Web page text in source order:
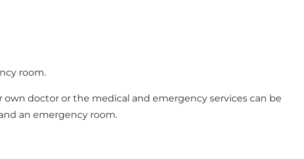
room.
doctor or the medical and emergency services can be
an emergency room.